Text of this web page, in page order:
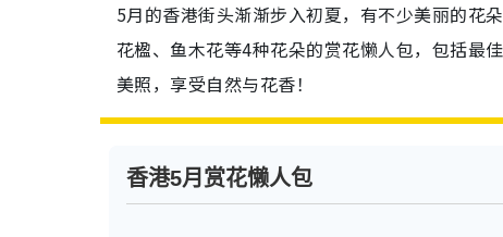
5月的香港街头渐渐步入初夏，有不少美丽的花
花楹、鱼木花等4种花朵的赏花懒人包，包括最
美照，享受自然与花香！
香港5月赏花懒人包